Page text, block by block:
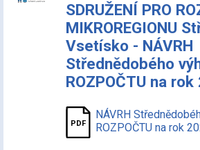
SDRUŽENÍ PRO
MIKROREGIONU
Vsetísko - NÁVRH
Střednědobého
ROZPOČTU na
NÁVRH
ROZPOČTU na rok